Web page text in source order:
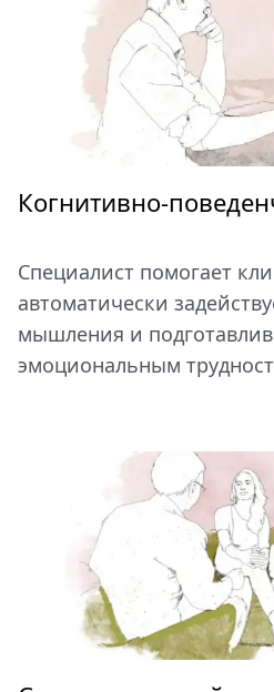
Когнитивно-
Специалист помогает
автоматически
мышления и
эмоциональным